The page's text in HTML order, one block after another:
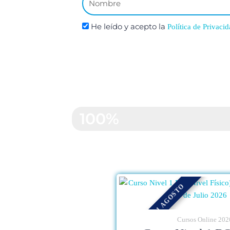
He leído y acepto la Política de
10% HASTA 31 AGOSTOCursos Online